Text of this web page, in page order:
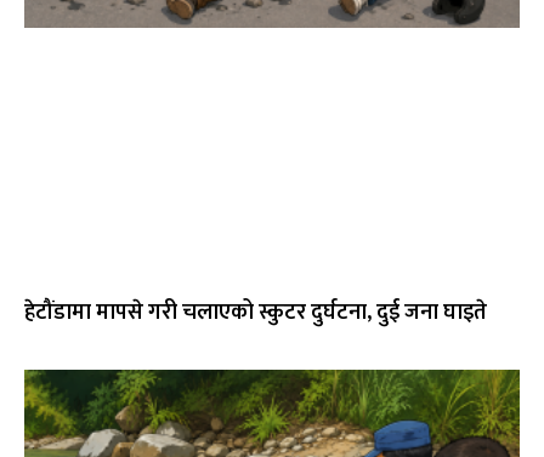
हेटौंडामा मापसे गरी चलाएको स्कुटर दुर्घटना, दुई जना घाइते